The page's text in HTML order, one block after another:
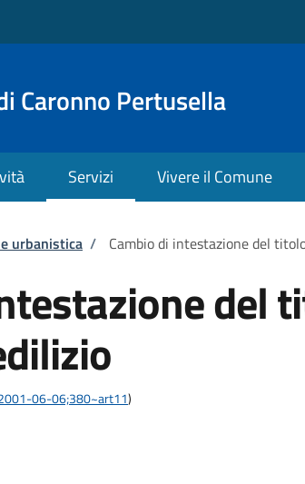
Caronno Pertusella
Servizi Vivere il Comune
urbanistica / Cambio di intestazione del
del
06-06;380~art11)